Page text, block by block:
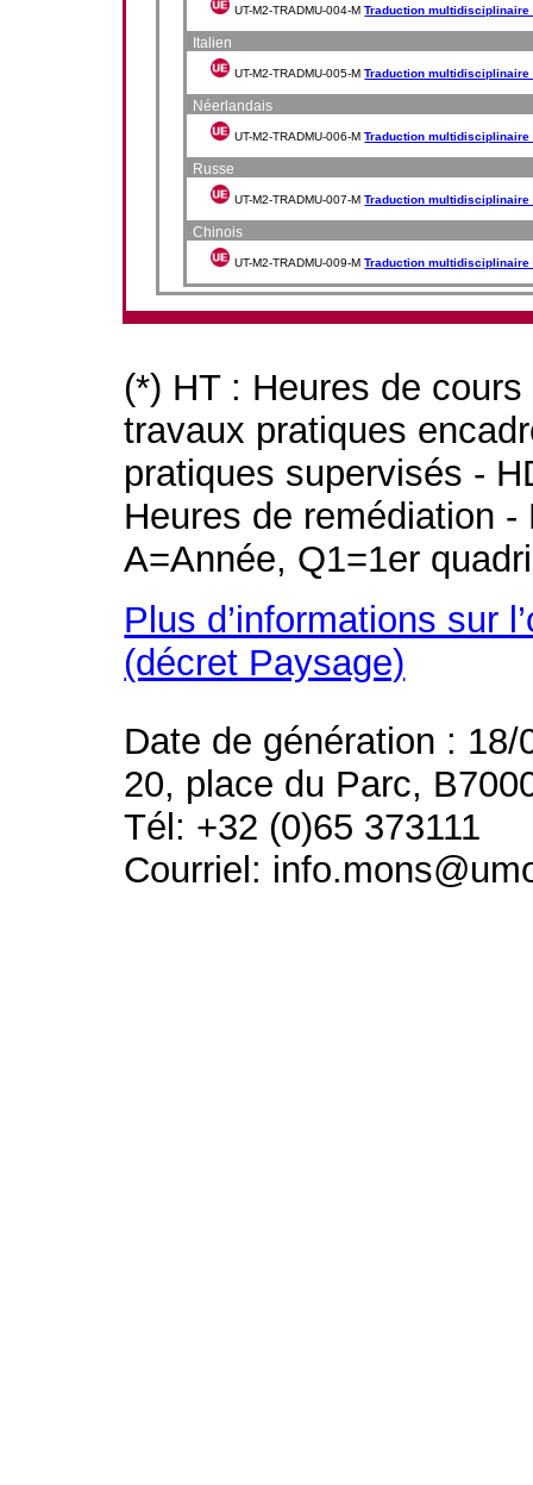
UT-M2-TRADMU-004-MTraduction
Italien
UT-M2-TRADMU-005-MTraduction
Néerlandais
UT-M2-TRADMU-006-MTraduction
Russe
UT-M2-TRADMU-007-MTraduction
Chinois
UT-M2-TRADMU-009-MTraduction
(*) HT : Heures de
travaux pratiques
pratiques supervisés -
Heures de remédiation
A=Année, Q1=1er
Plus d’informations sur
(décret Paysage)
Date de génération : 18/
20, place du Parc,
Tél: +32 (0)65 373111
Courriel: